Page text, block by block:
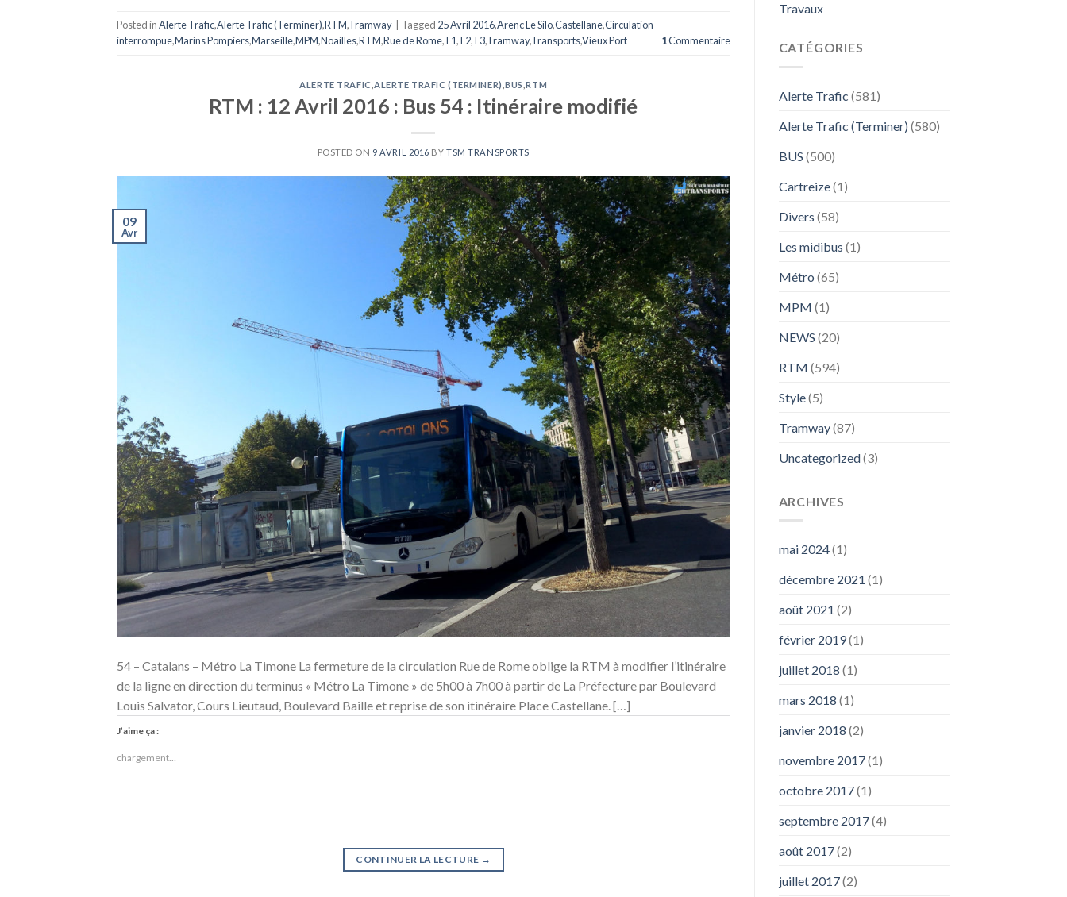
Posted inAlerte Trafic,Alerte Trafic (Terminer),RTM,Tramway Tagged 25 Avril 2016,Arenc Le Silo,Castellane,Circulation
interrompue,Marins Pompiers,Marseille,MPM,Noailles,RTM,Rue de Rome,T1,T2,T3,Tramway,Transports,Vieux Port 1Commentaire
ALERTE TRAFIC ,ALERTE TRAFIC (TERMINER) ,BUS ,RTM
RTM : 12 Avril 2016 : Bus 54 : Itinéraire modifié
POSTED ON 9 AVRIL 2016 BYTSM TRANSPORTS
09
Avr
54 – Catalans – Métro La Timone La fermeture de la circulation Rue de Rome oblige la RTM à modifier l’itinéraire
de la ligne en direction du terminus « Métro La Timone » de 5h00 à 7h00 à partir de La Préfecture par Boulevard
Louis Salvator, Cours Lieutaud, Boulevard Baille et reprise de son itinéraire Place Castellane. […]
J’aime ça :
chargement…
CONTINUER LA LECTURE →
Travaux
CATÉGORIES
Alerte Trafic (581)
Alerte Trafic (Terminer) (580)
BUS (500)
Cartreize(1)
Divers (58)
Les midibus (1)
Métro (65)
MPM (1)
NEWS (20)
RTM (594)
Style(5)
Tramway(87)
Uncategorized(3)
ARCHIVES
mai 2024(1)
décembre 2021 (1)
août 2021 (2)
février 2019(1)
juillet 2018 (1)
mars 2018 (1)
janvier 2018 (2)
novembre 2017(1)
octobre 2017(1)
septembre 2017(4)
août 2017(2)
juillet 2017(2)